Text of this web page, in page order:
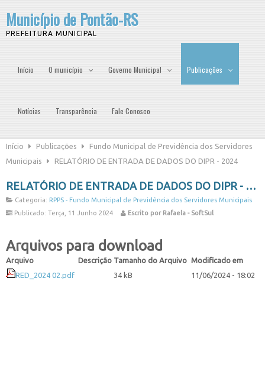
Município de Pontão-RS
PREFEITURA MUNICIPAL
Início O município Governo Municipal Publicações
Notícias Transparência Fale Conosco
Início Publicações
Fundo Municipal de Previdência dos Servidores
Municipais
RELATÓRIO DE ENTRADA DE DADOS DO DIPR - 2024
RELATÓRIO DE ENTRADA DE DADOS DO DIPR - 2024
Categoria: RPPS - Fundo Municipal de Previdência dos Servidores Municipais
Publicado: Terça, 11 Junho 2024
Escrito por Rafaela - SoftSul
Arquivos para download
Arquivo Descrição Tamanho do Arquivo Modificado em
RED_2024 02.pdf
34 kB 11/06/2024 - 18:02